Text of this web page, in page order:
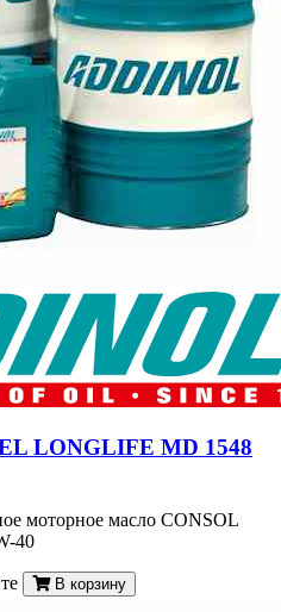
LONGLIFE MD 1548
моторное масло CONSOL
40
В корзину